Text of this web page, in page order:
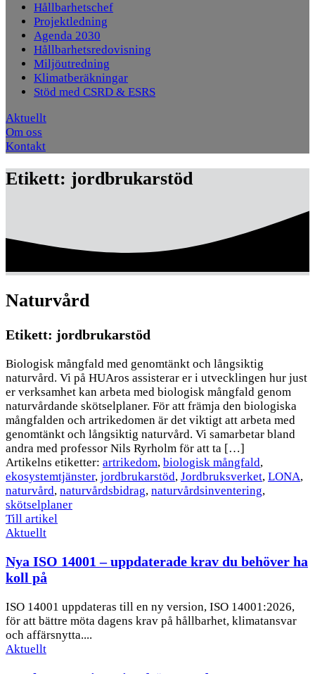
Hållbarhetschef
Projektledning
Agenda 2030
Hållbarhetsredovisning
Miljöutredning
Klimatberäkningar
Stöd med CSRD & ESRS
Aktuellt
Om oss
Kontakt
Etikett: jordbrukarstöd
Naturvård
Etikett: jordbrukarstöd
Biologisk mångfald med genomtänkt och långsiktig
naturvård. Vi på HUAros assisterar er i utvecklingen hur just
er verksamhet kan arbeta med biologisk mångfald genom
naturvårdande skötselplaner. För att främja den biologiska
mångfalden och artrikedomen är det viktigt att arbeta med
genomtänkt och långsiktig naturvård. Vi samarbetar bland
andra med professor Nils Ryrholm för att ta […]
Artikelns etiketter: artrikedom, biologisk mångfald,
ekosystemtjänster, jordbrukarstöd, Jordbruksverket, LONA,
naturvård, naturvårdsbidrag, naturvårdsinventering,
skötselplaner
Till artikel
Aktuellt
Nya ISO 14001 – uppdaterade krav du behöver ha
koll på
ISO 14001 uppdateras till en ny version, ISO 14001:2026,
för att bättre möta dagens krav på hållbarhet, klimatansvar
och affärsnytta....
Aktuellt